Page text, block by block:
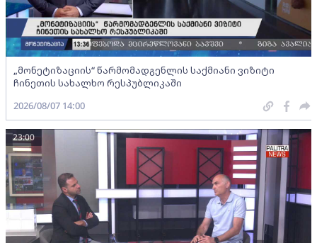
„მონეტიზაციის“ წარმომადგენლის საქმიანი ვიზიტი
ჩინეთის სახალხო რესპუბლიკაში
2026/08/07 14:00
23:00